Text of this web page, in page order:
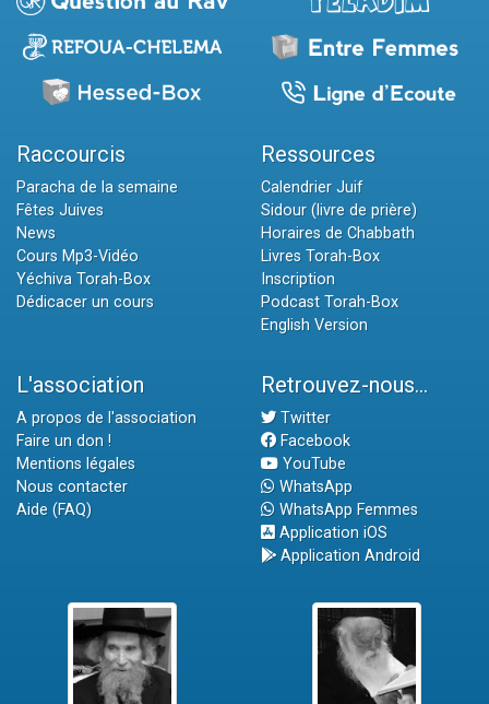
Raccourcis
Paracha de la semaine
Fêtes Juives
News
Cours Mp3-Vidéo
Yéchiva Torah-Box
Dédicacer un cours
Ressources
Calendrier Juif
Sidour (livre de prière)
Horaires de Chabbath
Livres Torah-Box
Inscription
Podcast Torah-Box
English Version
L'association
A propos de l'association
Faire un don !
Mentions légales
Nous contacter
Aide (FAQ)
Retrouvez-nous...
Twitter
Facebook
YouTube
WhatsApp
WhatsApp Femmes
Application iOS
Application Android